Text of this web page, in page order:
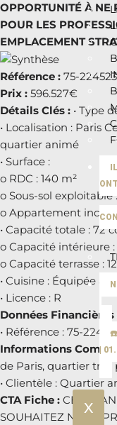
☎️
|
X
OPPORTUNITÉ À NE
POUR LES
EMPLACEMENT
Référence : 75-224523
Prix : 596.527€
Détails Clés : • Type
• Localisation : Paris
quartier animé
• Surface :
o RDC : 140 m²
o Sous-sol exploitable
o Appartement inclus
• Capacité totale : 72
o Capacité intérieure
o Capacité terrasse :
• Cuisine : Équipée
• Licence : R
Données Financières
• Référence : 75-224523
Informations
de Paris, quartier très
• Clientèle : Quartier
CTA Fiche : CETTE
SOUHAITEZ NOUS